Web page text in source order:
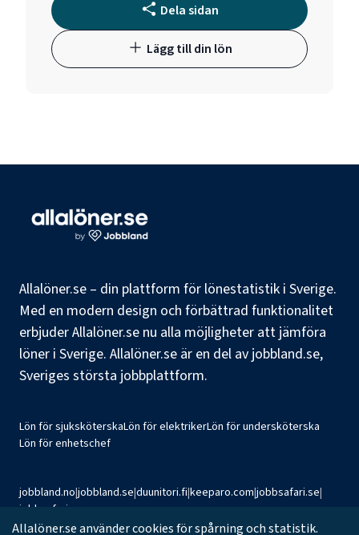
Dela sidan
Lägg till din lön
Allalöner.se – din plattform för lönestatistik i Sverige.
Med en modern design och förbättrad funktionalitet
erbjuder Allalöner.se nu alla möjligheter att jämföra
löner i Sverige. Allalöner.se är en del av jobbland.se,
Sveriges största jobbplattform.
Lön för sjuksköterskaLön för elektrikerLön för undersköterska
Lön för enhetschef
jobbland.no|jobbland.se|duunitori.fi|keeparo.com|jobbsafari.se|
jobbsafari.no
Allalöner.se använder cookies för spårning och statistik.